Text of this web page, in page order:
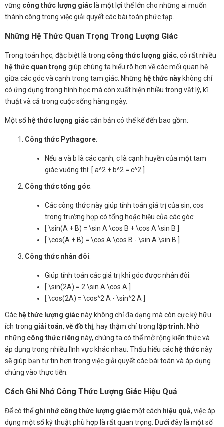
vững công thức lượng giác là một lợi thế lớn cho những ai muốn
thành công trong việc giải quyết các bài toán phức tạp.
Những Hệ Thức Quan Trọng Trong Lượng Giác
Trong toán học, đặc biệt là trong công thức lượng giác, có rất nhiều
hệ thức quan trọng giúp chúng ta hiểu rõ hơn về các mối quan hệ
giữa các góc và cạnh trong tam giác. Những hệ thức này không chỉ
có ứng dụng trong hình học mà còn xuất hiện nhiều trong vật lý, kĩ
thuật và cả trong cuộc sống hàng ngày.
Một số hệ thức lượng giáccăn bản có thể kể đến bao gồm:
Công thức Pythagore:
Nếu a và b là các cạnh, c là cạnh huyền của một tam
giác vuông thì: [ a^2 + b^2 = c^2 ]
Công thức tổng góc:
Các công thức này giúp tính toán giá trị của sin, cos
trong trường hợp có tổng hoặc hiệu của các góc:
[ \sin(A + B) = \sin A \cos B + \cos A \sin B ]
[ \cos(A + B) = \cos A \cos B - \sin A \sin B ]
Công thức nhân đôi:
Giúp tính toán các giá trị khi góc được nhân đôi:
[ \sin(2A) = 2 \sin A \cos A ]
[ \cos(2A) = \cos^2 A - \sin^2 A ]
Các hệ thức lượng giácnày không chỉ đa dạng mà còn cực kỳ hữu
ích trong giải toán, vẽ đồ thị, hay thậm chí trong lập trình . Nhờ
những công thức riêng này, chúng ta có thể mở rộng kiến thức và
áp dụng trong nhiều lĩnh vực khác nhau. Thấu hiểu các hệ thứcnày
sẽ giúp bạn tự tin hơn trong việc giải quyết các bài toán và áp dụng
chúng vào thực tiễn.
Cách Ghi Nhớ Công Thức Lượng Giác Hiệu Quả
Để có thểghi nhớ công thức lượng giácmột cách hiệu quả, việc áp
dụng một số kỹ thuật phù hợp là rất quan trọng. Dưới đây là một số